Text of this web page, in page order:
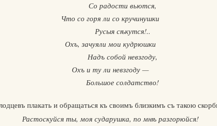
Со радости вьются,
Что со горя ли со кручинушки
Русыя сѣкутся!..
Охъ, зачуяли мои кудрюшки
Надъ собой невзгоду,
Охъ и ту ли невзгоду —
Большое солдатство!
плакать и обращаться къ своимъ близкимъ съ такою
Растоскуйся ты, моя сударушка, по мнѣ разгорюйся!